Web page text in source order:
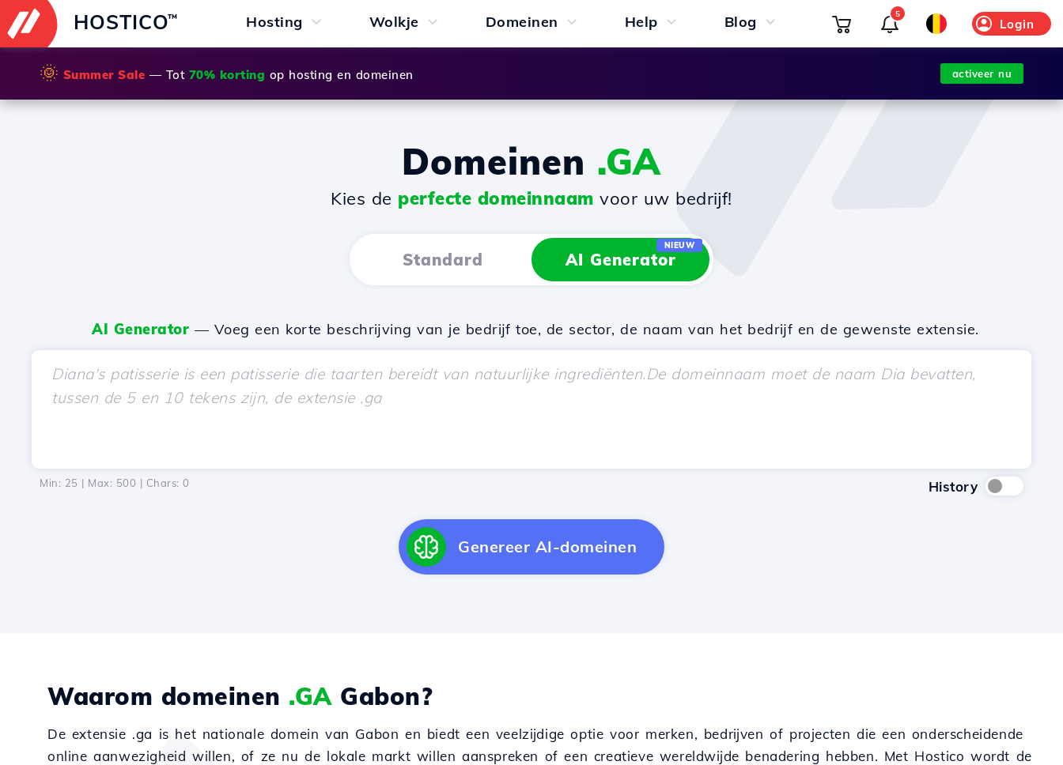
HOSTICO™ Hosting Wolkje Domeinen Help Blog Login
5
🌞 Summer Sale — Tot 70% korting op hosting en domeinen activeer nu
Domeinen .GA
Kies de perfecte domeinnaam voor uw bedrijf!
Standard AI Generator
NIEUW
AI Generator — Voeg een korte beschrijving van je bedrijf toe, de sector, de naam van het bedrijf en de gewenste extensie.
Min: 25 | Max: 500 | Chars: 0 History
Genereer AI-domeinen
Waarom domeinen .GAGabon?
De extensie .ga is het nationale domein van Gabon en biedt een veelzijdige optie voor merken, bedrijven of projecten die een onderscheidende
online aanwezigheid willen, of ze nu de lokale markt willen aanspreken of een creatieve wereldwijde benadering hebben. Met Hostico wordt de